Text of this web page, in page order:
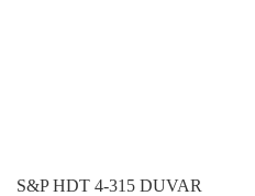
S&P HDT 4-315 DUVAR